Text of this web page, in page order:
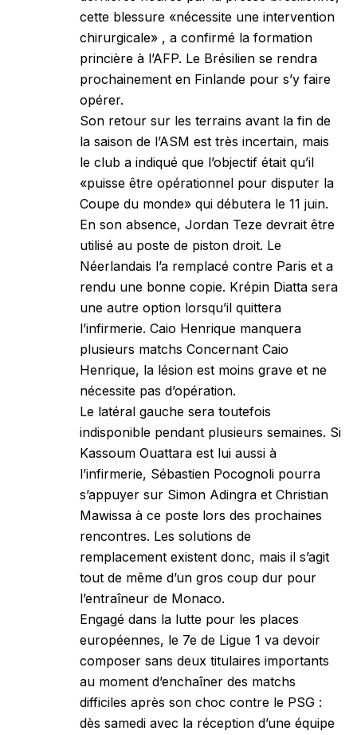
cette blessure «nécessite une intervention
chirurgicale» , a confirmé la formation
princière à l’AFP. Le Brésilien se rendra
prochainement en Finlande pour s’y faire
opérer.
Son retour sur les terrains avant la fin de
la saison de l’ASM est très incertain, mais
le club a indiqué que l’objectif était qu’il
«puisse être opérationnel pour disputer la
Coupe du monde» qui débutera le 11 juin.
En son absence, Jordan Teze devrait être
utilisé au poste de piston droit. Le
Néerlandais l’a remplacé contre Paris et a
rendu une bonne copie. Krépin Diatta sera
une autre option lorsqu’il quittera
l’infirmerie. Caio Henrique manquera
plusieurs matchs Concernant Caio
Henrique, la lésion est moins grave et ne
nécessite pas d’opération.
Le latéral gauche sera toutefois
indisponible pendant plusieurs semaines. Si
Kassoum Ouattara est lui aussi à
l’infirmerie, Sébastien Pocognoli pourra
s’appuyer sur Simon Adingra et Christian
Mawissa à ce poste lors des prochaines
rencontres. Les solutions de
remplacement existent donc, mais il s’agit
tout de même d’un gros coup dur pour
l’entraîneur de Monaco.
Engagé dans la lutte pour les places
européennes, le 7e de Ligue 1 va devoir
composer sans deux titulaires importants
au moment d’enchaîner des matchs
difficiles après son choc contre le PSG :
dès samedi avec la réception d’une équipe